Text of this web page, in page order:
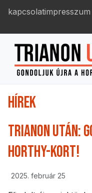
kapcsolatimpresszum
HÍREK
TRIANON UTÁN:
HORTHY-KORT!
2025. február 25